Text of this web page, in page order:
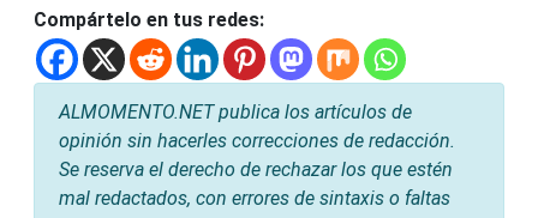
Compártelo en tus redes:
ALMOMENTO.NET publica los artículos de
opinión sin hacerles correcciones de redacción.
Se reserva el derecho de rechazar los que estén
mal redactados, con errores de sintaxis o faltas